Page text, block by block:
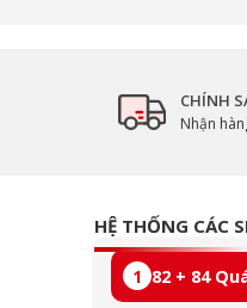
CHÍNH
Nhận
HỆ THỐNG CÁC
1 82 + 84